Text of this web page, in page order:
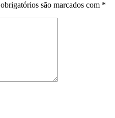
são marcados com *